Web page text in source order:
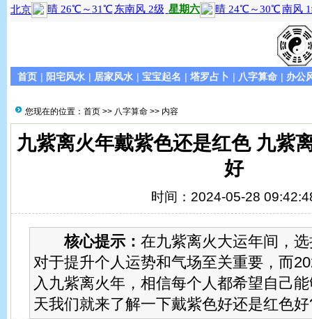
首页 | 阳宅风水 | 居家风水 | 宝宝起名 | 塔罗占卜 | 八字算命 | 办公
您现在的位置： 首页 >> 八字算命 >> 内容
九紫离火年戴紫色还是红色 九紫
好
时间：2024-05-28
核心提示： 在九紫离火大运年间，
对于提升个人运势和气场至关重要，而
入九紫离火年，相信每个人都希望自己
天我们就来了解一下戴紫色好还是红色